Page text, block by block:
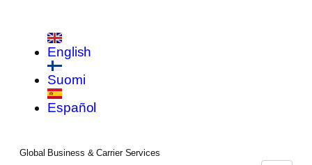
English
Suomi
Español
Global Business & Carrier Services